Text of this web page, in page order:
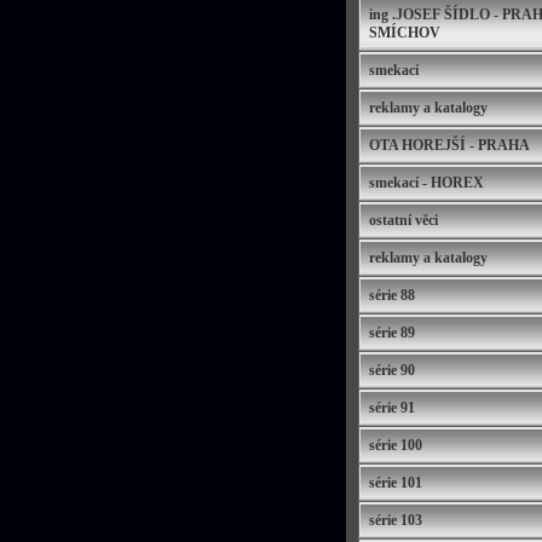
ing .JOSEF ŠÍDLO -
SMÍCHOV
smekací
reklamy a katalogy
OTA HOREJŠÍ - PRAHA
smekací - HOREX
ostatní věci
reklamy a katalogy
série 88
série 89
série 90
série 91
série 100
série 101
série 103